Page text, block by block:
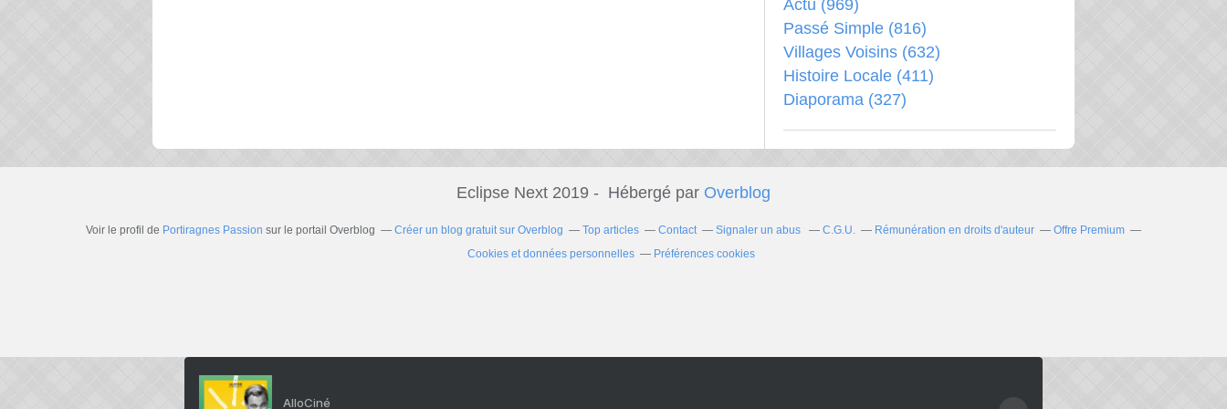
Actu (969)
Passé Simple (816)
Villages Voisins (632)
Histoire Locale (411)
Diaporama (327)
Eclipse Next 2019 - Hébergé par Overblog
Voir le profil de Portiragnes Passion sur le portail Overblog Créer un blog gratuit sur Overblog Top articles Contact Signaler un abus C.G.U. Rémunération en droits d'auteur
Offre Premium
Cookies et données personnelles
Préférences cookies
AlloCiné